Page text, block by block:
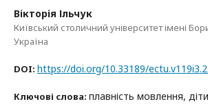
Вікторія Ільчук
Київський столичний університет імені
Україна
DOI: https://doi.org/10.33189/
Ключові слова: плавність мовлення,